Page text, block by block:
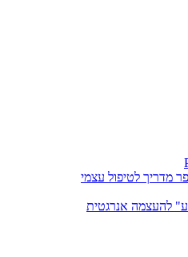
מדריך לטיפול עצמי
להעצמה אנרגטית